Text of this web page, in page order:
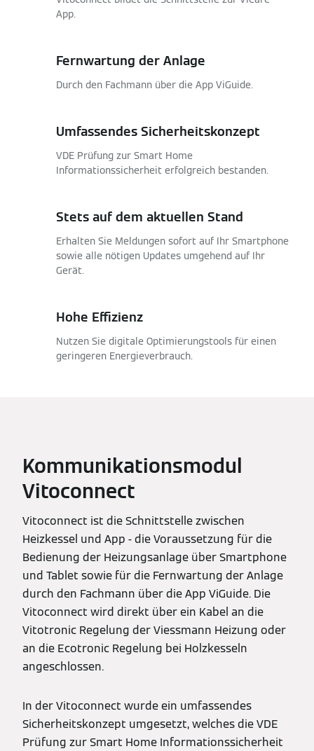
App.
Fernwartung der Anlage
Durch den Fachmann über die App ViGuide.
Umfassendes Sicherheitskonzept
VDE Prüfung zur Smart Home
Informationssicherheit erfolgreich bestanden.
Stets auf dem aktuellen Stand
Erhalten Sie Meldungen sofort auf Ihr Smartphone
sowie alle nötigen Updates umgehend auf Ihr
Gerät.
Hohe Effizienz
Nutzen Sie digitale Optimierungstools für einen
geringeren Energieverbrauch.
Kommunikationsmodul
Vitoconnect
Vitoconnect ist die Schnittstelle zwischen
Heizkessel und App - die Voraussetzung für die
Bedienung der Heizungsanlage über Smartphone
und Tablet sowie für die Fernwartung der Anlage
durch den Fachmann über die App ViGuide. Die
Vitoconnect wird direkt über ein Kabel an die
Vitotronic Regelung der Viessmann Heizung oder
an die Ecotronic Regelung bei Holzkesseln
angeschlossen.
In der Vitoconnect wurde ein umfassendes
Sicherheitskonzept umgesetzt, welches die VDE
Prüfung zur Smart Home Informationssicherheit